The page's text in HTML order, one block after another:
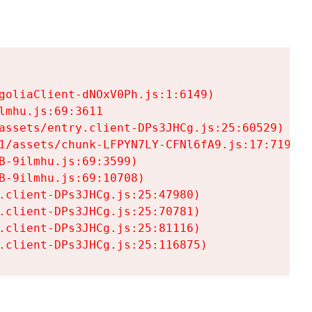
dNOxV0Ph.js:1:6149)
entry.client-DPs3JHCg.js:25:60529)
chunk-LFPYN7LY-CFNl6fA9.js:17:7197)
9ilmhu.js:69:3599)
9ilmhu.js:69:10708)
DPs3JHCg.js:25:47980)
DPs3JHCg.js:25:70781)
DPs3JHCg.js:25:81116)
DPs3JHCg.js:25:116875)